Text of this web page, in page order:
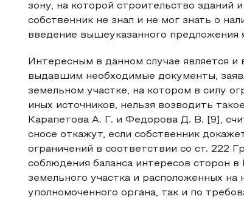
зону, на которой строительство
собственник не знал и не мог знать о
введение вышеуказанного предложения
Интересным в данном случае является и
выдавшим необходимые документы,
земельном участке, на котором в силу
иных источников, нельзя возводить
Карапетова А. Г. и Федорова Д. В. [9],
сносе откажут, если собственник
ограничений в соответствии со ст. 222
соблюдения баланса интересов сторон
земельного участка и расположенных
уполномоченного органа, так и по